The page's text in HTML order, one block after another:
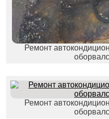
Ремонт
Ремонт